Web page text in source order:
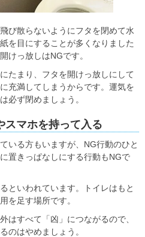
び散らないようにフタを閉めて水
を目にすることが多くなりました
けっ放しはNGです。
たまり、フタを開けっ放しにして
充満してしまうからです。運気を
必ず閉めましょう。
マホを持って入る
いる方もいますが、NG行動のひと
置きっぱなしにする行動もNGで
といわれています。トイレはもと
を足す場所です。
はすべて「凶」につながるので、
のはやめましょう。